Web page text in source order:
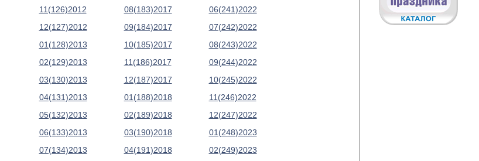
11(126)2012
12(127)2012
01(128)2013
02(129)2013
03(130)2013
04(131)2013
05(132)2013
06(133)2013
07(134)2013
08(183)2017
09(184)2017
10(185)2017
11(186)2017
12(187)2017
01(188)2018
02(189)2018
03(190)2018
04(191)2018
06(241)2022
07(242)2022
08(243)2022
09(244)2022
10(245)2022
11(246)2022
12(247)2022
01(248)2023
02(249)2023